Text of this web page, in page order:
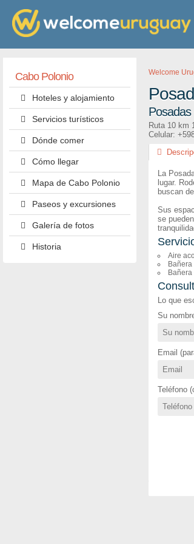
Cabo Polonio
Hoteles y alojamiento
Servicios turísticos
Dónde comer
Cómo llegar
Mapa de Cabo Polonio
Paseos y excursiones
Galería de fotos
Historia
Welcome
Posadas
Ruta 10 km
Celular:
La
lugar.
buscan
Sus
se
Aire
Bañera
Lo que
Su
Email
Teléfono